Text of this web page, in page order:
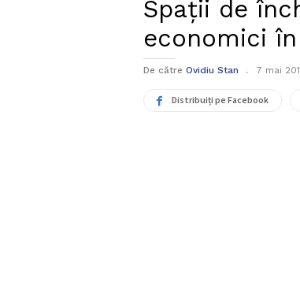
Spații de
economici
De către Ovidiu Stan 7 mai
Distribuiți pe Facebook